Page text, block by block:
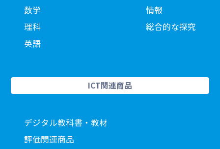
数学
理科
英語
情報
総合的な探究
ICT関連商品
デジタル教科書・教材
評価関連商品